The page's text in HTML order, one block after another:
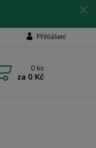
Přihlášení
0 ks
za 0 Kč